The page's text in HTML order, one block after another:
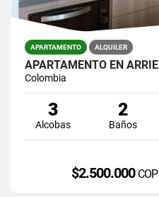
APARTAMENTO ALQUILER
Colombia
3
Alcobas
2
Baños
$2.500.000 COP